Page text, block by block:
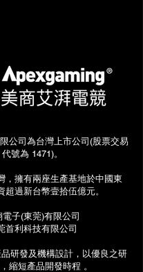
公司為台灣上市公司(股票交易
代號為 1471)。
，擁有兩座生產基地於中國東
超過新台幣壹拾伍億元。
電子(東莞)有限公司
首利科技有限公司
研發及機構設計，以優良之研
縮短產品開發時程 。